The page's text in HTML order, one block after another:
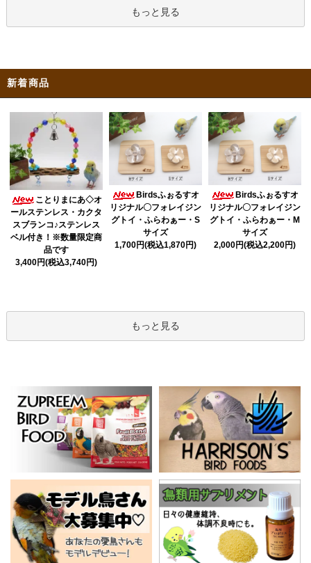
もっと見る
新着商品
ことりまにあ◇オ
ールステンレス・カクタ
スブランコ♪ステンレス
ベル付き！※数量限定商
品です
3,400円(税込3,740円)
Birdsふぉるすオ
リジナル〇フォレイジン
グトイ・ふらわぁー・S
サイズ
1,700円(税込1,870円)
Birdsふぉるすオ
リジナル〇フォレイジン
グトイ・ふらわぁー・M
サイズ
2,000円(税込2,200円)
もっと見る